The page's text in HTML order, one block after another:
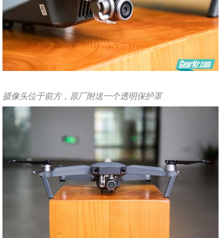
摄像头位于前方，原厂附送一个透明保护罩